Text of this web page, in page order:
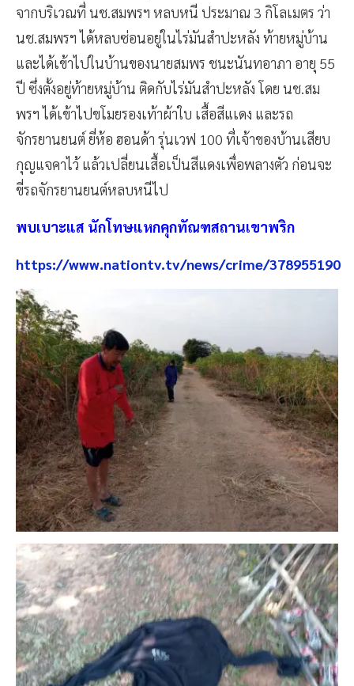
จากบริเวณที่ นช.สมพรฯ หลบหนี ประมาณ 3 กิโลเมตร ว่า
นช.สมพรฯ ได้หลบซ่อนอยู่ในไร่มันสำปะหลัง ท้ายหมู่บ้าน
และได้เข้าไปในบ้านของนายสมพร ชนะนันทอาภา อายุ 55
ปี ซึ่งตั้งอยู่ท้ายหมู่บ้าน ติดกับไร่มันสำปะหลัง โดย นช.สม
พรฯ ได้เข้าไปขโมยรองเท้าผ้าใบ เสื้อสีแเดง และรถ
จักรยานยนต์ ยี่ห้อ ฮอนด้า รุ่นเวฟ 100 ที่เจ้าของบ้านเสียบ
กุญแจคาไว้ แล้วเปลี่ยนเสื้อเป็นสีแดงเพื่อพลางตัว ก่อนจะ
ขี่รถจักรยานยนต์หลบหนีไป
พบเบาะแส นักโทษแหกคุกทัณฑสถานเขาพริก
https://www.nationtv.tv/news/crime/378955190